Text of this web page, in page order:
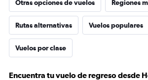
Otras opciones de vuelos Regiones
Rutas alternativas Vuelos populares
Vuelos por clase
Encuentra tu vuelo de regreso desde